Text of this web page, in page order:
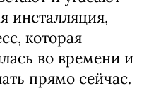
инсталляция,
которая
во времени и
прямо сейчас.